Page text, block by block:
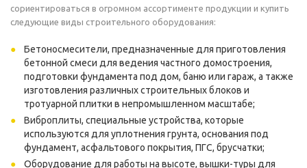
сориентироваться в огромном ассортименте продукции и купить
следующие виды строительного оборудования:
Бетоносмесители, предназначенные для приготовления
бетонной смеси для ведения частного домостроения,
подготовки фундамента под дом, баню или гараж, а также
изготовления различных строительных блоков и
тротуарной плитки в непромышленном масштабе;
Виброплиты, специальные устройства, которые
используются для уплотнения грунта, основания под
фундамент, асфальтового покрытия, ПГС, брусчатки;
Оборудование для работы на высоте, вышки-туры для